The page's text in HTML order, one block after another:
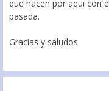
que hacen por aqui con
pasada.
Gracias y saludos